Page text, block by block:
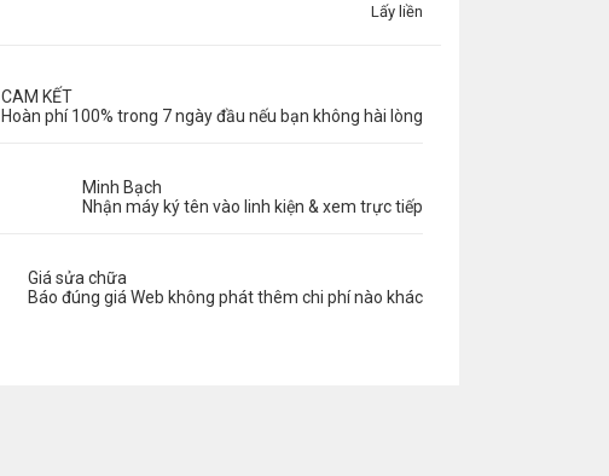
Lấy liền
CAM KẾT
Hoàn phí 100% trong 7 ngày đầu nếu bạn không hài lòng
Minh Bạch
Nhận máy ký tên vào linh kiện & xem trực tiếp
Giá sửa chữa
Báo đúng giá Web không phát thêm chi phí nào khác